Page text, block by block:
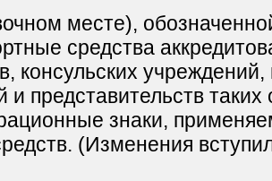
месте),
средства
консульских
представительств таких
знаки,
(Изменения